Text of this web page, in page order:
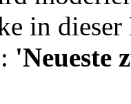
in
'Neueste